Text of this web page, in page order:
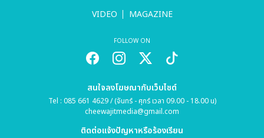
VIDEO
MAGAZINE
FOLLOW ON
สนใจลงโฆษณากับเว็บไซต์
Tel : 085 661 4629 / (จันทร์ - ศุกร์ เวลา 09.00 - 18.00 น)
cheewajitmedia@gmail.com
ติดต่อแจ้งปัญหาหรือร้องเรียน